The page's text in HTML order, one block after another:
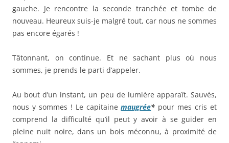
gauche. Je rencontre la seconde tranchée et tombe de
nouveau. Heureux suis-je malgré tout, car nous ne sommes
pas encore égarés !
Tâtonnant, on continue. Et ne sachant plus où nous
sommes, je prends le parti d’appeler.
Au bout d’un instant, un peu de lumière apparaît. Sauvés,
nous y sommes ! Le capitainemaugrée* pour mes cris et
comprend la difficulté qu’il peut y avoir à se guider en
pleine nuit noire, dans un bois méconnu, à proximité de